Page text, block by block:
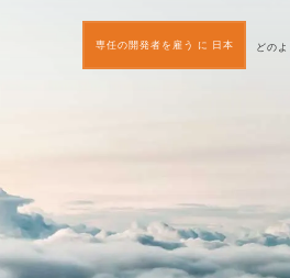
専任の開発者を雇う に 日本 どの